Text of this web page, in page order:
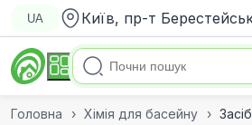
UA Київ, пр-т
Головна Хімія для басейну